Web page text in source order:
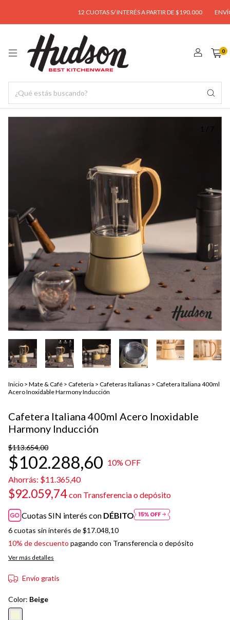
12 CUOTAS S/ INTERÉS A PARTIR DE $190.000 ENVÍO
0
Inicio > Mate & Café > Cafetería > Cafeteras Italianas > Cafetera Italiana 400ml
Acero Inoxidable Harmony Inducción
Cafetera Italiana 400ml Acero Inoxidable
Harmony Inducción
$113.654,00
$102.288,60 10% OFF
Ahorrás: $11.365,40
$92.059,74con Transferencia o depósito
Cuotas SIN interés con DÉBITO
6cuotas sin interés de$17.048,10
10% de descuento pagando con Transferencia o depósito
Ver más detalles
Envío gratis
Color: Beige